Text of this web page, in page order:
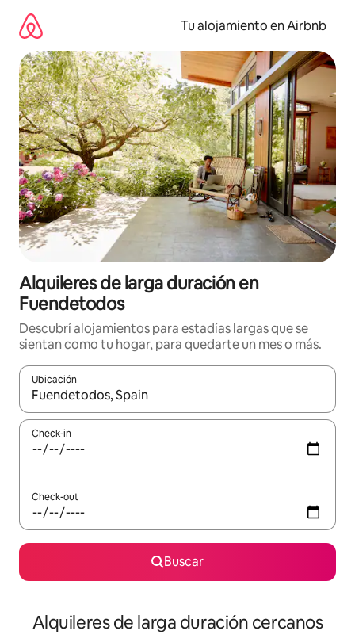
contenido
Tu alojamiento en Airbnb
Alquileres de larga duración en
Fuendetodos
Descubrí alojamientos para estadías largas que se
sientan como tu hogar, para quedarte un mes o más.
Ubicación
Cuando los resultados estén disponibles, navegá con las
Check-in
Check-out
Buscar
Alquileres de larga duración cercanos